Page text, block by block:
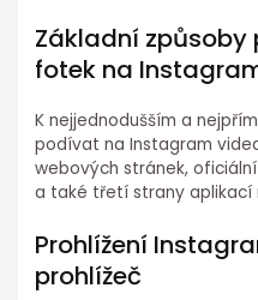
Základní způsoby
fotek na
K nejjednodušším a
podívat na Instagram
webových stránek,
a také třetí strany aplikací
Prohlížení
prohlížeč